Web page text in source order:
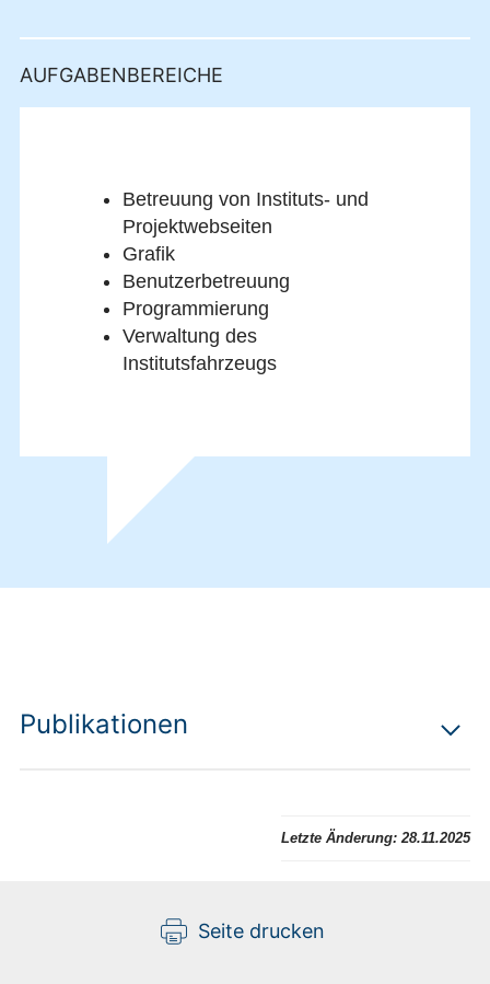
AUFGABENBEREICHE
Betreuung von Instituts- und
Projektwebseiten
Grafik
Benutzerbetreuung
Programmierung
Verwaltung des
Institutsfahrzeugs
Publikationen
Letzte Änderung: 28.11.2025
Seite drucken